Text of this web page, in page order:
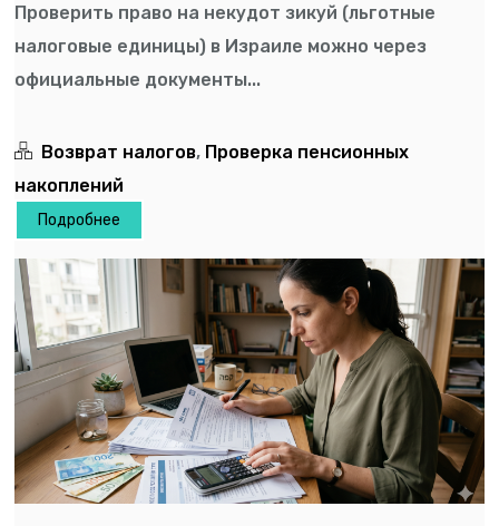
Проверить право на некудот зикуй (льготные
налоговые единицы) в Израиле можно через
официальные документы...
Возврат налогов, Проверка пенсионных
накоплений
Подробнее